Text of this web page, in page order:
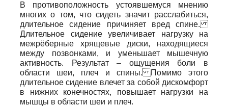
В противоположность устоявшемуся мнению
многих о том, что сидеть значит расслабиться,
длительное сидение причиняет вред спине.
Длительное сидение увеличивает нагрузку на
межрёберные хрящевые диски, находящиеся
между позвонками, и уменьшает мышечную
активность. Результат – ощущения боли в
области шеи, плеч и спины. Помимо этого
длительное сидение влечет за собой дискомфорт
в нижних конечностях, повышает нагрузки на
мышцы в области шеи и плеч.